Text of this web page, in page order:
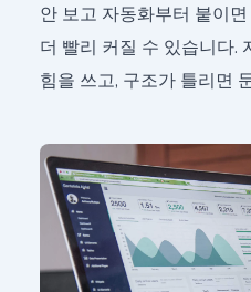
안 보고 자동화부터 붙이
더 빨리 커질 수 있습니다.
힘을 쓰고, 구조가 틀리면